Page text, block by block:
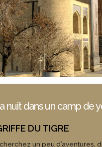
nuit dans un camp de
un peu d’aventures,